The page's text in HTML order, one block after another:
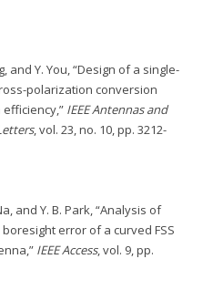
and Y. You, “Design of a single-
polarization conversion
IEEE Antennas and
, vol. 23, no. 10, pp. 3212-
and Y. B. Park, “Analysis of
error of a curved FSS
IEEE Access, vol. 9, pp.